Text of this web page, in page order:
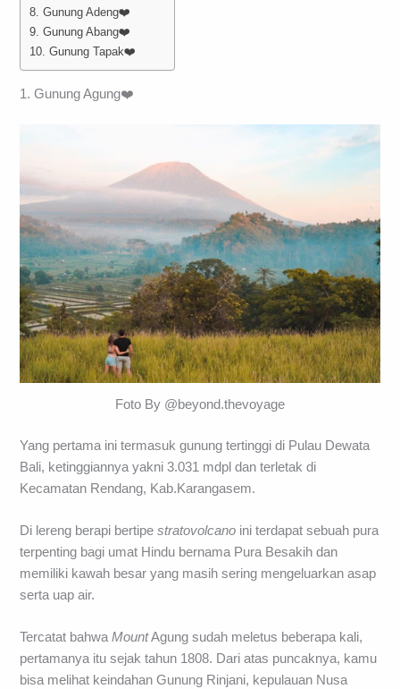
8. Gunung Adeng❤️
9. Gunung Abang❤️
10. Gunung Tapak❤️
1. Gunung Agung❤️
Foto By @beyond.thevoyage
Yang pertama ini termasuk gunung tertinggi di Pulau Dewata
Bali, ketinggiannya yakni 3.031 mdpl dan terletak di
Kecamatan Rendang, Kab.Karangasem.
Di lereng berapi bertipestratovolcano ini terdapat sebuah pura
terpenting bagi umat Hindu bernama Pura Besakih dan
memiliki kawah besar yang masih sering mengeluarkan asap
serta uap air.
Tercatat bahwaMountAgung sudah meletus beberapa kali,
pertamanya itu sejak tahun 1808. Dari atas puncaknya, kamu
bisa melihat keindahan Gunung Rinjani, kepulauan Nusa